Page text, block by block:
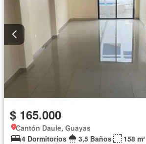
$ 165.000
Cantón Daule, Guayas
4 Dormitorios
3,5 Baños
158 m²